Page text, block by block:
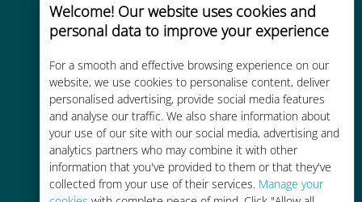
Welcome! Our website uses cookies and
personal data to improve your experience
For a smooth and effective browsing experience on our
website, we use cookies to personalise content, deliver
personalised advertising, provide social media features
and analyse our traffic. We also share information about
your use of our site with our social media, advertising and
analytics partners who may combine it with other
information that you've provided to them or that they've
collected from your use of their services. Manage your
经济实惠
比现有运营商的漫游费便宜高达90%